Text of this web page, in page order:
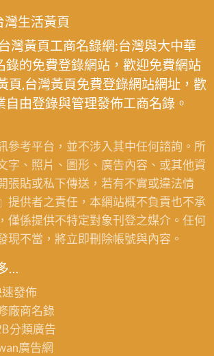
灣生活黃頁
灣黃頁工商名錄網:台灣與大中華
錄的免費登錄網站，歡迎免費網站
頁,台灣黃頁免費登錄網站網址，歡
自由登錄與管理發佈工商名錄。
參考平台，並不涉入其中任何諮詢。所
字、照片、圖形、廣告內容、或其他資
張貼或私下傳送，若有不實或違法情
提供者之責任，本網站概不負責也不承
僅係提供不特定對象刊登之媒介。任何
現不當，將立即刪除帳號與內容。
…
發佈
廠商名錄
分類廣告
廣告網